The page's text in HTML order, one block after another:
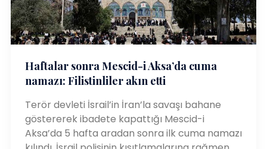
Haftalar sonra Mescid-i Aksa’da cuma
namazı: Filistinliler akın etti
Terör devleti İsrail’in İran’la savaşı bahane
göstererek ibadete kapattığı Mescid-i
Aksa’da 5 hafta aradan sonra ilk cuma namazı